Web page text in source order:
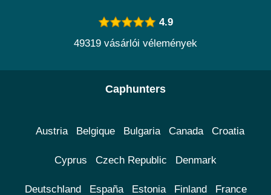
4.9
49319 vásárlói vélemények
Caphunters
Austria Belgique Bulgaria Canada Croatia
Cyprus Czech Republic Denmark
Deutschland España Estonia Finland France